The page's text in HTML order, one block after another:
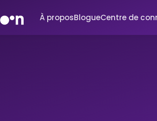
À proposBlogueCentre de